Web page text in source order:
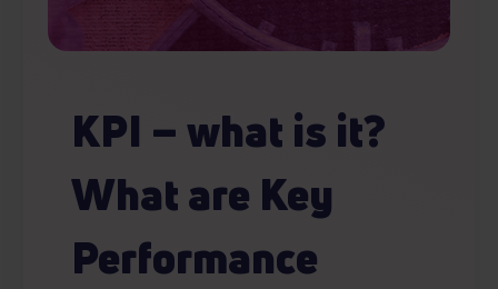
KPI – what is it?
What are Key
Performance